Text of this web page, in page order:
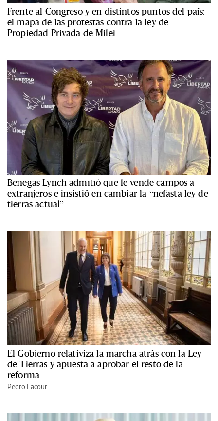
Frente al Congreso y en distintos puntos del país:
el mapa de las protestas contra la ley de
Propiedad Privada de Milei
Benegas Lynch admitió que le vende campos a
extranjeros e insistió en cambiar la “nefasta ley de
tierras actual”
El Gobierno relativiza la marcha atrás con la Ley
de Tierras y apuesta a aprobar el resto de la
reforma
Pedro Lacour